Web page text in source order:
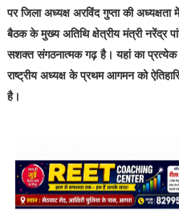
पर जिला अध्यक्ष अरविंद गुप्ता की
बैठक के मुख्य अतिथि क्षेत्रीय मंत्री नरेंद्र
सशक्त संगठनात्मक गढ़ है। यहां का प्रत्येक
राष्ट्रीय अध्यक्ष के प्रथम आगमन को
है।